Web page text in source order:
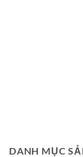
DANH MỤC